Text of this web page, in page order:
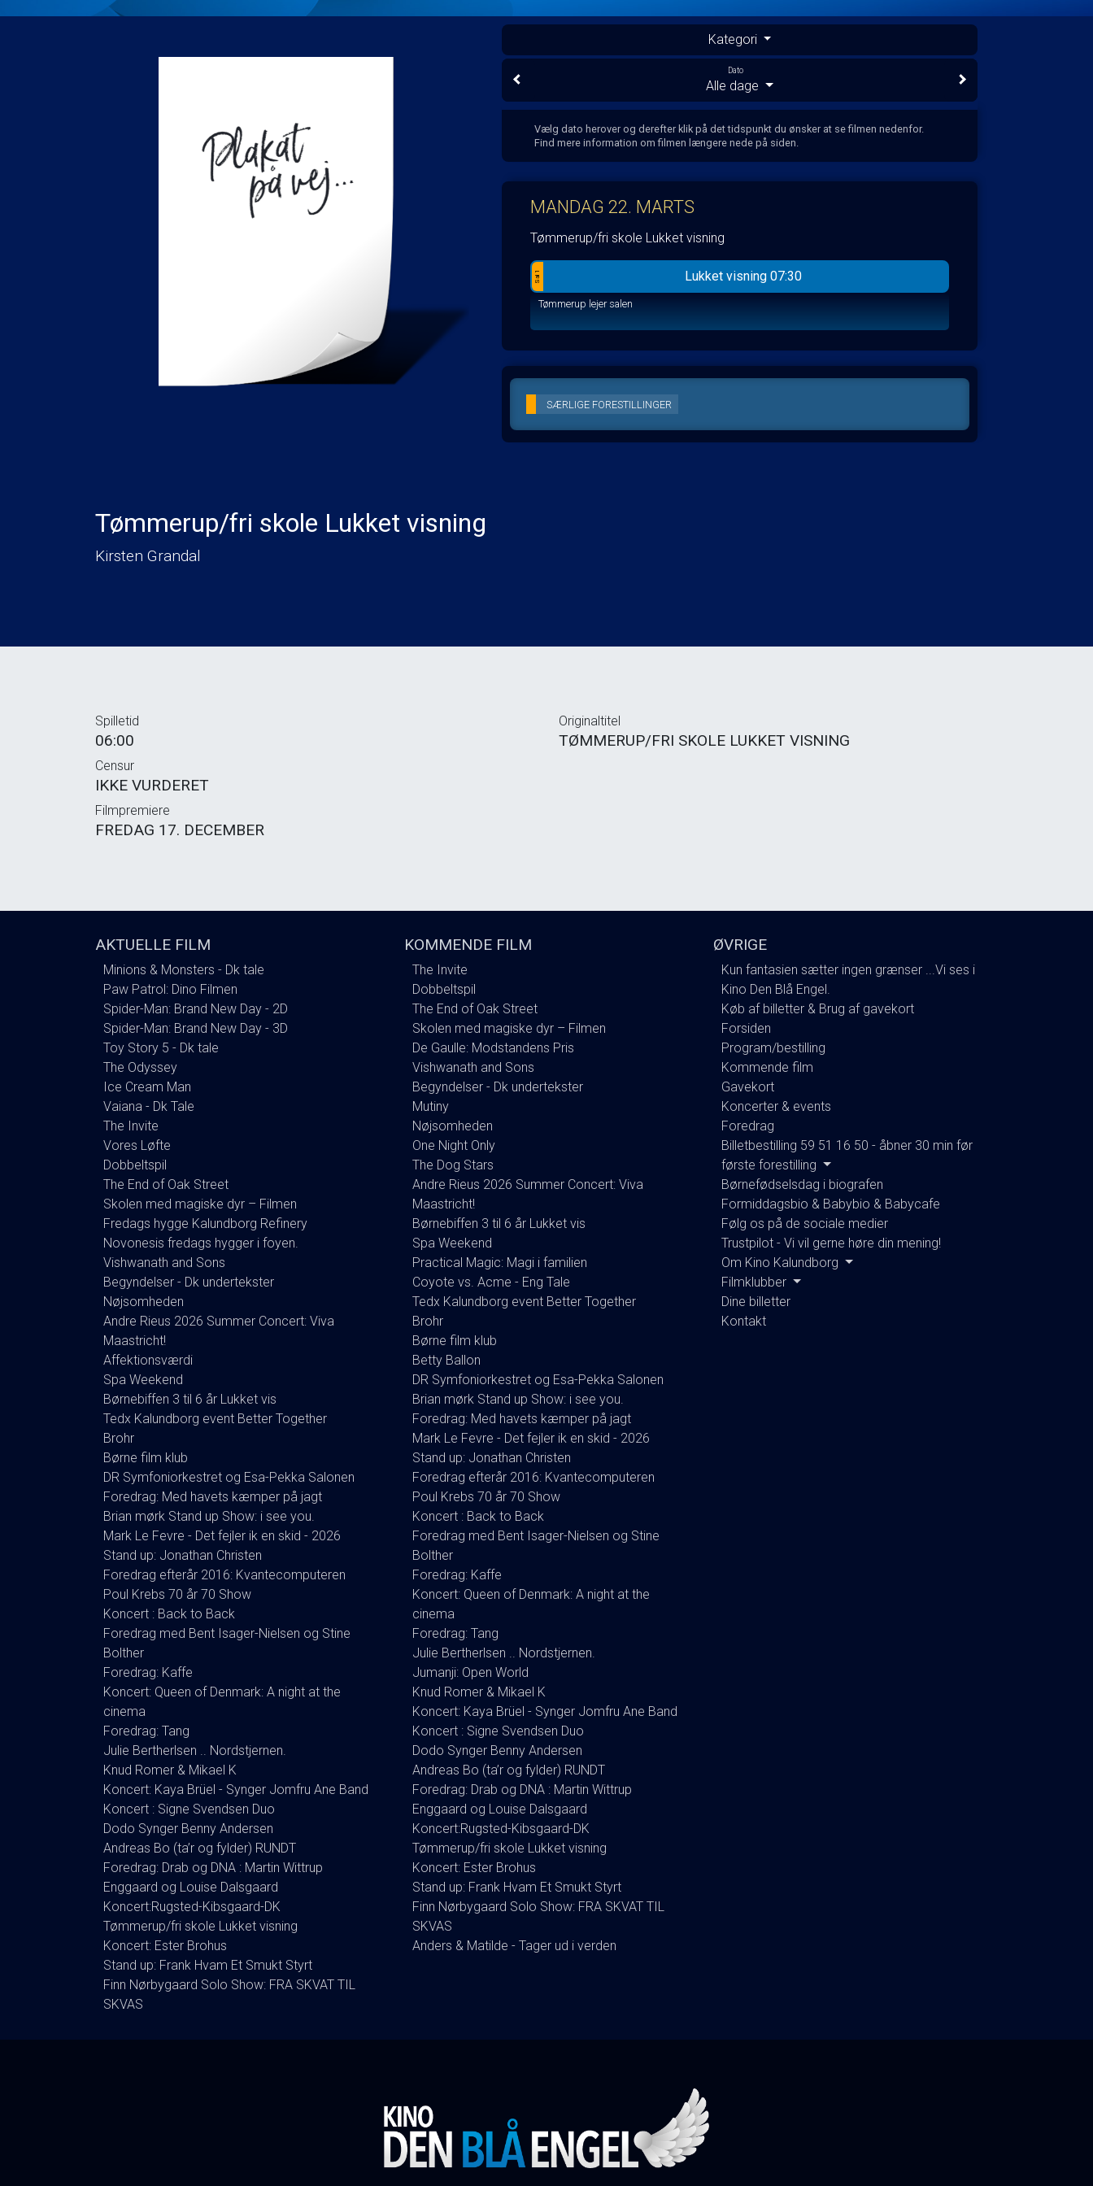
Kategori
Dato
Alle dage
Vælg dato herover og derefter klik på det tidspunkt du ønsker at se filmen nedenfor.
Find mere information om filmen længere nede på siden.
MANDAG 22. MARTS
Tømmerup/fri skole Lukket visning
Sal 1 Lukket visning 07:30
Tømmerup lejer salen
SÆRLIGE FORESTILLINGER
Tømmerup/fri skole Lukket visning
Kirsten Grandal
Spilletid
06:00
Censur
IKKE VURDERET
Filmpremiere
FREDAG 17. DECEMBER
Originaltitel
TØMMERUP/FRI SKOLE LUKKET VISNING
AKTUELLE FILM
Minions & Monsters - Dk tale
Paw Patrol: Dino Filmen
Spider-Man: Brand New Day - 2D
Spider-Man: Brand New Day - 3D
Toy Story 5 - Dk tale
The Odyssey
Ice Cream Man
Vaiana - Dk Tale
The Invite
Vores Løfte
Dobbeltspil
The End of Oak Street
Skolen med magiske dyr – Filmen
Fredags hygge Kalundborg Refinery
Novonesis fredags hygger i foyen.
Vishwanath and Sons
Begyndelser - Dk undertekster
Nøjsomheden
Andre Rieus 2026 Summer Concert: Viva
Maastricht!
Affektionsværdi
Spa Weekend
Børnebiffen 3 til 6 år Lukket vis
Tedx Kalundborg event Better Together
Brohr
Børne film klub
DR Symfoniorkestret og Esa-Pekka Salonen
Foredrag: Med havets kæmper på jagt
Brian mørk Stand up Show: i see you.
Mark Le Fevre - Det fejler ik en skid - 2026
Stand up: Jonathan Christen
Foredrag efterår 2016: Kvantecomputeren
Poul Krebs 70 år 70 Show
Koncert : Back to Back
Foredrag med Bent Isager-Nielsen og Stine
Bolther
Foredrag: Kaffe
Koncert: Queen of Denmark: A night at the
cinema
Foredrag: Tang
Julie Bertherlsen .. Nordstjernen.
Knud Romer & Mikael K
Koncert: Kaya Brüel - Synger Jomfru Ane Band
Koncert : Signe Svendsen Duo
Dodo Synger Benny Andersen
Andreas Bo (ta’r og fylder) RUNDT
Foredrag: Drab og DNA : Martin Wittrup
Enggaard og Louise Dalsgaard
Koncert:Rugsted-Kibsgaard-DK
Tømmerup/fri skole Lukket visning
Koncert: Ester Brohus
Stand up: Frank Hvam Et Smukt Styrt
Finn Nørbygaard Solo Show: FRA SKVAT TIL
SKVAS
KOMMENDE FILM
The Invite
Dobbeltspil
The End of Oak Street
Skolen med magiske dyr – Filmen
De Gaulle: Modstandens Pris
Vishwanath and Sons
Begyndelser - Dk undertekster
Mutiny
Nøjsomheden
One Night Only
The Dog Stars
Andre Rieus 2026 Summer Concert: Viva
Maastricht!
Børnebiffen 3 til 6 år Lukket vis
Spa Weekend
Practical Magic: Magi i familien
Coyote vs. Acme - Eng Tale
Tedx Kalundborg event Better Together
Brohr
Børne film klub
Betty Ballon
DR Symfoniorkestret og Esa-Pekka Salonen
Brian mørk Stand up Show: i see you.
Foredrag: Med havets kæmper på jagt
Mark Le Fevre - Det fejler ik en skid - 2026
Stand up: Jonathan Christen
Foredrag efterår 2016: Kvantecomputeren
Poul Krebs 70 år 70 Show
Koncert : Back to Back
Foredrag med Bent Isager-Nielsen og Stine
Bolther
Foredrag: Kaffe
Koncert: Queen of Denmark: A night at the
cinema
Foredrag: Tang
Julie Bertherlsen .. Nordstjernen.
Jumanji: Open World
Knud Romer & Mikael K
Koncert: Kaya Brüel - Synger Jomfru Ane Band
Koncert : Signe Svendsen Duo
Dodo Synger Benny Andersen
Andreas Bo (ta’r og fylder) RUNDT
Foredrag: Drab og DNA : Martin Wittrup
Enggaard og Louise Dalsgaard
Koncert:Rugsted-Kibsgaard-DK
Tømmerup/fri skole Lukket visning
Koncert: Ester Brohus
Stand up: Frank Hvam Et Smukt Styrt
Finn Nørbygaard Solo Show: FRA SKVAT TIL
SKVAS
Anders & Matilde - Tager ud i verden
ØVRIGE
Kun fantasien sætter ingen grænser ...Vi ses i
Kino Den Blå Engel.
Køb af billetter & Brug af gavekort
Forsiden
Program/bestilling
Kommende film
Gavekort
Koncerter & events
Foredrag
Billetbestilling 59 51 16 50 - åbner 30 min før
første forestilling
Børnefødselsdag i biografen
Formiddagsbio & Babybio & Babycafe
Følg os på de sociale medier
Trustpilot - Vi vil gerne høre din mening!
Om Kino Kalundborg
Filmklubber
Dine billetter
Kontakt